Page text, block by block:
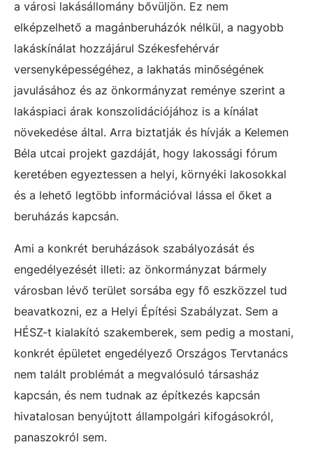
a városi lakásállomány bővüljön. Ez nem
elképzelhető a magánberuházók nélkül, a nagyobb
lakáskínálat hozzájárul Székesfehérvár
versenyképességéhez, a lakhatás minőségének
javulásához és az önkormányzat reménye szerint a
lakáspiaci árak konszolidációjához is a kínálat
növekedése által. Arra biztatják és hívják a Kelemen
Béla utcai projekt gazdáját, hogy lakossági fórum
keretében egyeztessen a helyi, környéki lakosokkal
és a lehető legtöbb információval lássa el őket a
beruházás kapcsán.
Ami a konkrét beruházások szabályozását és
engedélyezését illeti: az önkormányzat bármely
városban lévő terület sorsába egy fő eszközzel tud
beavatkozni, ez a Helyi Építési Szabályzat. Sem a
HÉSZ-t kialakító szakemberek, sem pedig a mostani,
konkrét épületet engedélyező Országos Tervtanács
nem talált problémát a megvalósuló társasház
kapcsán, és nem tudnak az építkezés kapcsán
hivatalosan benyújtott állampolgári kifogásokról,
panaszokról sem.